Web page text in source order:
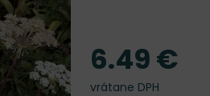
Cena
6.49 €
vrátane DPH